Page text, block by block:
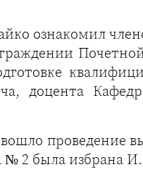
ознакомил
доцента
№ 2 была избрана